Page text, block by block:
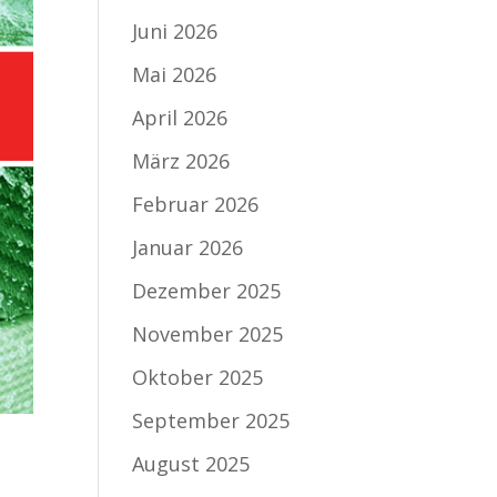
Juni 2026
Mai 2026
April 2026
März 2026
Februar 2026
Januar 2026
Dezember 2025
November 2025
Oktober 2025
September 2025
August 2025